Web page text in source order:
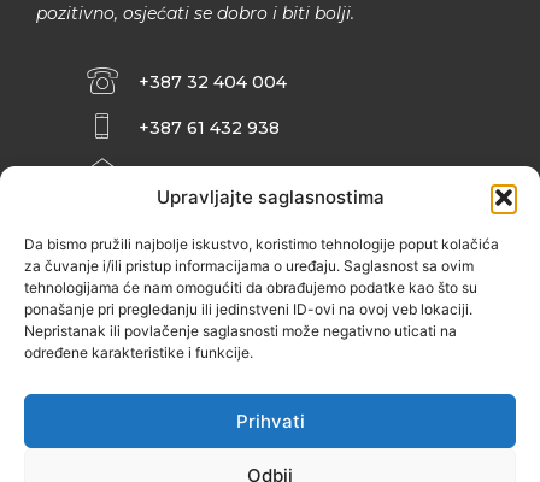
Upravljajte saglasnostima
Da bismo pružili najbolje iskustvo, koristimo tehnologije poput kolačića
za čuvanje i/ili pristup informacijama o uređaju. Saglasnost sa ovim
tehnologijama će nam omogućiti da obrađujemo podatke kao što su
ponašanje pri pregledanju ili jedinstveni ID-ovi na ovoj veb lokaciji.
Nepristanak ili povlačenje saglasnosti može negativno uticati na
određene karakteristike i funkcije.
Prihvati
Odbij
pozitivno, osjećati se dobro i biti bolji.
+387 32 404 004
+387 61 432 938
INFO@ZENIT.BA
ZENIČANKA, 3. SPRAT), 72000 ZENICA